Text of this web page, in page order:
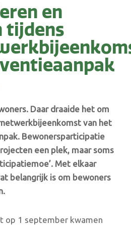
en
tijdens
Daar draaide het om
van het
Bewonersparticipatie
een plek, maar soms
Met elkaar
belangrijk is om bewoners
op 1 september kwamen